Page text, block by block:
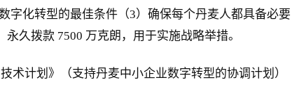
字化转型的最佳条件（3）确保每个丹麦人都具备必要
久拨款 7500 万克朗，用于实施战略举措。
计划》（支持丹麦中小企业数字转型的协调计划）